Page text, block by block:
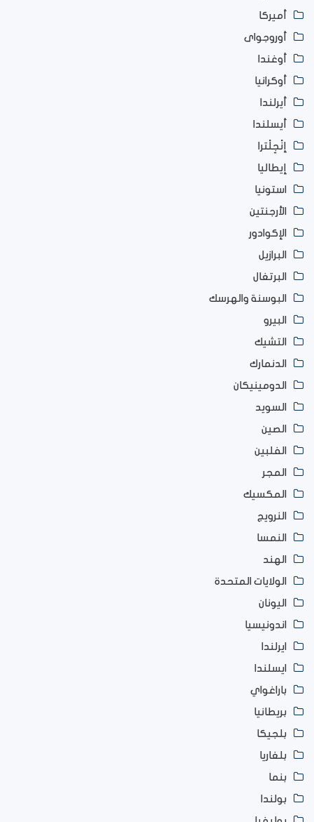
أميركا
أوروجواى
أوغندا
أوكرانيا
أيرلندا
أيسلندا
إنْجِلْترا
إيطاليا
استونيا
الأرجنتين
الإكوادور
البرازيل
البرتغال
البوسنة والهرسك
البيرو
التشيك
الدنمارك
الدومينيكان
السويد
الصين
الفلبين
المجر
المكسيك
النرويج
النمسا
الهند
الولايات المتحدة
اليونان
اندونيسيا
ايرلندا
ايسلندا
باراغواي
بريطانيا
بلجيكا
بلغاريا
بنما
بولندا